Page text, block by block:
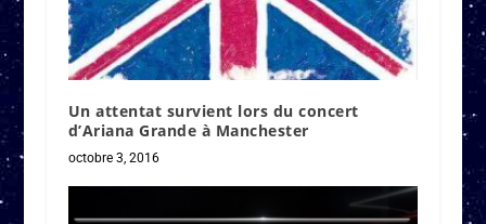
Un attentat survient lors du concert
d’Ariana Grande à Manchester
octobre 3, 2016